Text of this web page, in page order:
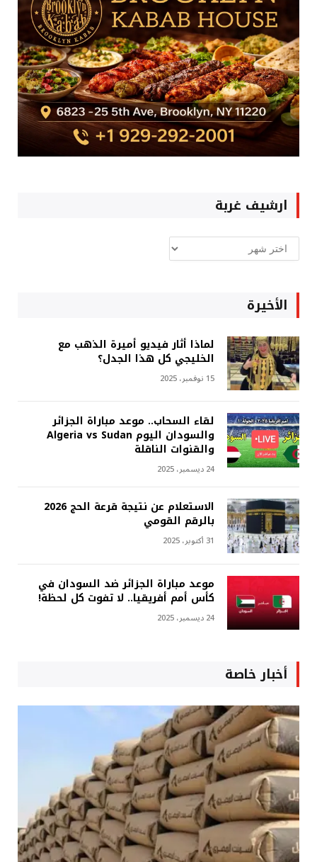
ارشيف غربة
ارشيف
غربة
الأخيرة
لماذا أثار فيديو أميرة الذهب مع
الخليجي كل هذا الجدل؟
15 نوفمبر، 2025
لقاء السحاب.. موعد مباراة الجزائر
والسودان اليوم Algeria vs Sudan
والقنوات الناقلة
24 ديسمبر، 2025
الاستعلام عن نتيجة قرعة الحج 2026
بالرقم القومي
31 أكتوبر، 2025
موعد مباراة الجزائر ضد السودان في
كأس أمم أفريقيا.. لا تفوت كل لحظة!
24 ديسمبر، 2025
أخبار خاصة